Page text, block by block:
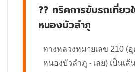
?? ทริคการขับรถเที่ยว
หนองบัวลำภู
ทางหลวงหมายเลข 210 (
หนองบัวลำภู - เลย) เป็นเ